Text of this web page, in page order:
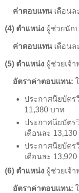
ค่าตอบแทน เดือนล
(4) ตำแหน่ง ผู้ช่วยนัก
ค่าตอบแทน เดือนล
(5) ตำแหน่ง ผู้ช่วยเจ้
อัตราค่าตอบแทน:
ประกาศนียบัตร
11,380 บาท
ประกาศนียบัต
เดือนละ
ประกาศนียบัต
เดือนละ
(6) ตำแหน่ง ผู้ช่วยเจ้
อัตราค่าตอบแทน: